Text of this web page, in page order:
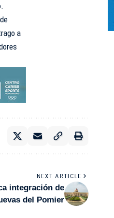
a
NEXT ARTICLE
integración de
del Pomier